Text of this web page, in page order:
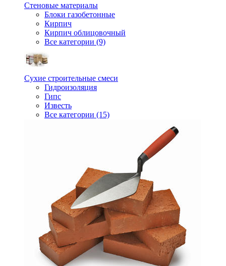
Стеновые материалы
Блоки газобетонные
Кирпич
Кирпич облицовочный
Все категории (9)
Сухие строительные смеси
Гидроизоляция
Гипс
Известь
Все категории (15)